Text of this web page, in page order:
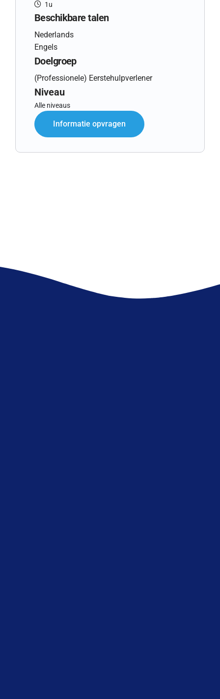
1u
Beschikbare talen
Nederlands
Engels
Doelgroep
(Professionele) Eerstehulpverlener
Niveau
Alle niveaus
Informatie opvragen